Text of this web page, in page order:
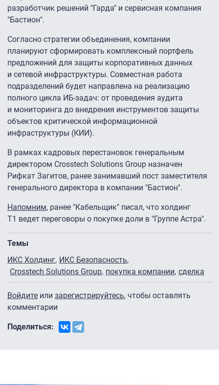
разработчик решений "Гарда" и сервисная компания
"Бастион".
Согласно стратегии объединения, компании
планируют сформировать комплексный портфель
предложений для защиты корпоративных данных
и сетевой инфраструктуры. Совместная работа
подразделений будет направлена на реализацию
полного цикла ИБ-задач: от проведения аудита
и мониторинга до внедрения инструментов защиты
объектов критической информационной
инфраструктуры (КИИ).
В рамках кадровых перестановок генеральным
директором Crosstech Solutions Group назначен
Рифкат Загитов, ранее занимавший пост заместителя
генерального директора в компании "Бастион".
Напомним, ранее "Кабельщик" писал, что холдинг
Т1 ведет переговоры о покупке доли в "Группе Астра".
Темы
ИКС Холдинг ИКС Безопасность
Crosstech Solutions Group покупка компании сделка
Войдите или зарегистрируйтесь, чтобы оставлять
комментарии
Поделиться: